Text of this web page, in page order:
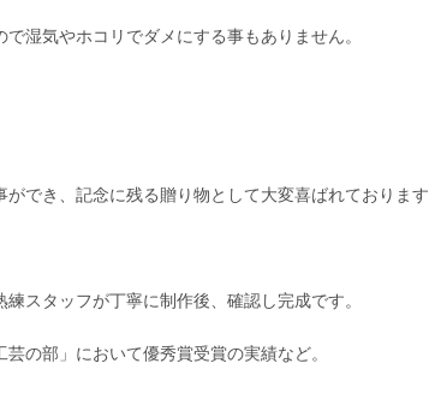
湿気やホコリでダメにする事もありません。
ができ、記念に残る贈り物として大変喜ばれております
スタッフが丁寧に制作後、確認し完成です。
の部」において優秀賞受賞の実績など。